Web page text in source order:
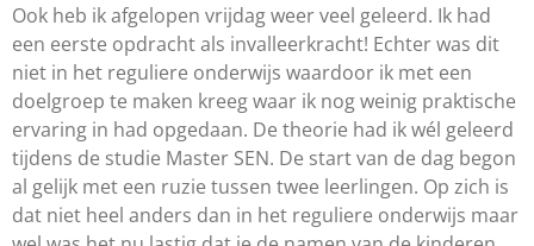
Ook heb ik afgelopen vrijdag weer veel geleerd. Ik had
een eerste opdracht als invalleerkracht! Echter was dit
niet in het reguliere onderwijs waardoor ik met een
doelgroep te maken kreeg waar ik nog weinig praktische
ervaring in had opgedaan. De theorie had ik wél geleerd
tijdens de studie Master SEN. De start van de dag begon
al gelijk met een ruzie tussen twee leerlingen. Op zich is
dat niet heel anders dan in het reguliere onderwijs maar